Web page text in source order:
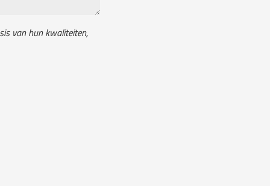
van hun kwaliteiten,